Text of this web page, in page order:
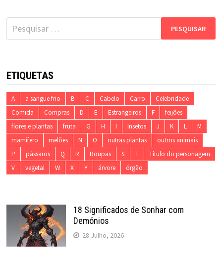
Pesquisar
por:
ETIQUETAS
A a sangue frio B C Cabelo Carro
Celebridade
Comida
Compras D E Estrangeiros F
feijões
flores e plantas
fruta G H I Insetos J K L
M
mamífero
melões N O outras plantas
outros animais
P
pássaros Q R Roupas S T
Título do personagem
V
vegetal W X Y árvore órgão
18 Significados de Sonhar com
Demónios
28 Julho, 2026